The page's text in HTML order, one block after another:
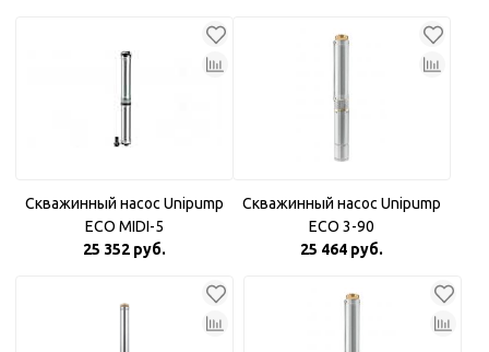
Скважинный насос Unipump
ECO MIDI-5
25 352 руб.
Скважинный насос Unipump
ECO 3-90
25 464 руб.